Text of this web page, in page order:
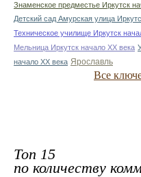
Знаменское предместье Иркутск
Детский сад Амурская улица
Техническое училище Иркутск
Мельница Иркутск начало ХХ века
начало ХХ века Ярославль
Все
Топ 15
по количеству